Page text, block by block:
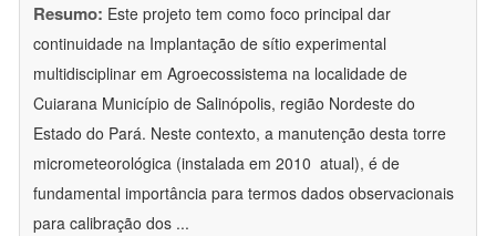
Resumo: Este projeto tem como foco principal dar
continuidade na Implantação de sítio experimental
multidisciplinar em Agroecossistema na localidade de
Cuiarana Município de Salinópolis, região Nordeste do
Estado do Pará. Neste contexto, a manutenção desta torre
micrometeorológica (instalada em 2010  atual), é de
fundamental importância para termos dados observacionais
para calibração dos ...